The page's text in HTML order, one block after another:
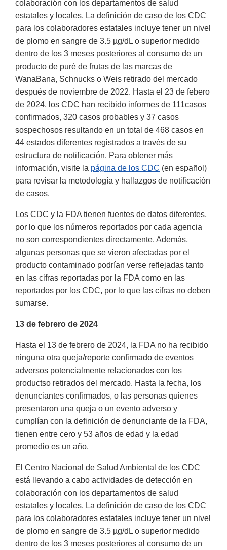
colaboración con los departamentos de salud
estatales y locales. La definición de caso de los CDC
para los colaboradores estatales incluye tener un nivel
de plomo en sangre de 3.5 µg/dL o superior medido
dentro de los 3 meses posteriores al consumo de un
producto de puré de frutas de las marcas de
WanaBana, Schnucks o Weis retirado del mercado
después de noviembre de 2022. Hasta el 23 de febero
de 2024, los CDC han recibido informes de 111casos
confirmados, 320 casos probables y 37 casos
sospechosos resultando en un total de 468 casos en
44 estados diferentes registrados a través de su
estructura de notificación. Para obtener más
información, visite la página de los CDC (en español)
para revisar la metodología y hallazgos de notificación
de casos.
Los CDC y la FDA tienen fuentes de datos diferentes,
por lo que los números reportados por cada agencia
no son correspondientes directamente. Además,
algunas personas que se vieron afectadas por el
producto contaminado podrían verse reflejadas tanto
en las cifras reportadas por la FDA como en las
reportados por los CDC, por lo que las cifras no deben
sumarse.
13 de febrero de 2024
Hasta el 13 de febrero de 2024, la FDA no ha recibido
ninguna otra queja/reporte confirmado de eventos
adversos potencialmente relacionados con los
productso retirados del mercado. Hasta la fecha, los
denunciantes confirmados, o las personas quienes
presentaron una queja o un evento adverso y
cumplían con la definición de denunciante de la FDA,
tienen entre cero y 53 años de edad y la edad
promedio es un año.
El Centro Nacional de Salud Ambiental de los CDC
está llevando a cabo actividades de detección en
colaboración con los departamentos de salud
estatales y locales. La definición de caso de los CDC
para los colaboradores estatales incluye tener un nivel
de plomo en sangre de 3.5 µg/dL o superior medido
dentro de los 3 meses posteriores al consumo de un